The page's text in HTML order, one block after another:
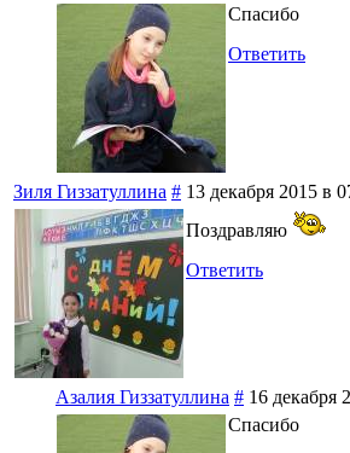
Спасибо
Ответить
Зиля Гиззатуллина # 13 декабря 2015 в
Поздравляю
Ответить
Азалия Гиззатуллина # 16 декабря
Спасибо